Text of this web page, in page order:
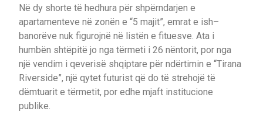
Në dy shorte të hedhura për shpërndarjen e
apartamenteve në zonën e “5 majit”, emrat e ish–
banorëve nuk figurojnë në listën e fituesve. Ata i
humbën shtëpitë jo nga tërmeti i 26 nëntorit, por nga
një vendim i qeverisë shqiptare për ndërtimin e “Tirana
Riverside”, një qytet futurist që do të strehojë të
dëmtuarit e tërmetit, por edhe mjaft institucione
publike.